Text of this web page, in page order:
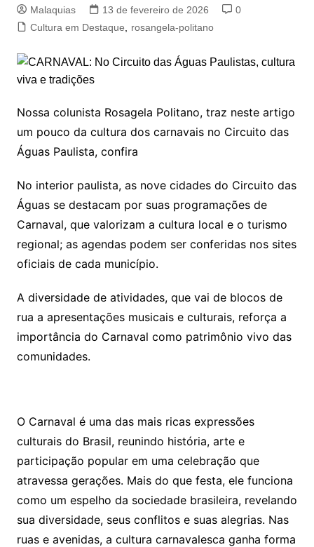
Malaquias 13 de fevereiro de 2026
0
Cultura em Destaque
rosangela-politano
Nossa colunista Rosagela Politano, traz neste artigo
um pouco da cultura dos carnavais no Circuito das
Águas Paulista, confira
No interior paulista, as nove cidades do Circuito das
Águas se destacam por suas programações de
Carnaval, que valorizam a cultura local e o turismo
regional; as agendas podem ser conferidas nos sites
oficiais de cada município.
A diversidade de atividades, que vai de blocos de
rua a apresentações musicais e culturais, reforça a
importância do Carnaval como patrimônio vivo das
comunidades.
O Carnaval é uma das mais ricas expressões
culturais do Brasil, reunindo história, arte e
participação popular em uma celebração que
atravessa gerações. Mais do que festa, ele funciona
como um espelho da sociedade brasileira, revelando
sua diversidade, seus conflitos e suas alegrias. Nas
ruas e avenidas, a cultura carnavalesca ganha forma